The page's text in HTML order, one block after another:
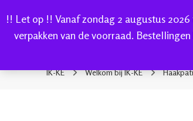
!! Let op !! Vanaf zondag 2 augustus
verpakken van de voorraad.
webshop voor handgeverfde garen
IK-KE Welkom bij IK-KE